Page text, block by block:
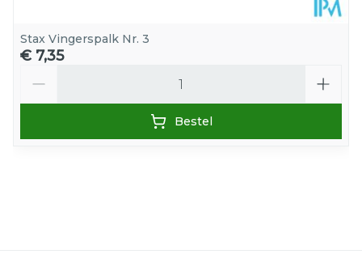
Stax Vingerspalk Nr. 3
€ 7,35
Bestel